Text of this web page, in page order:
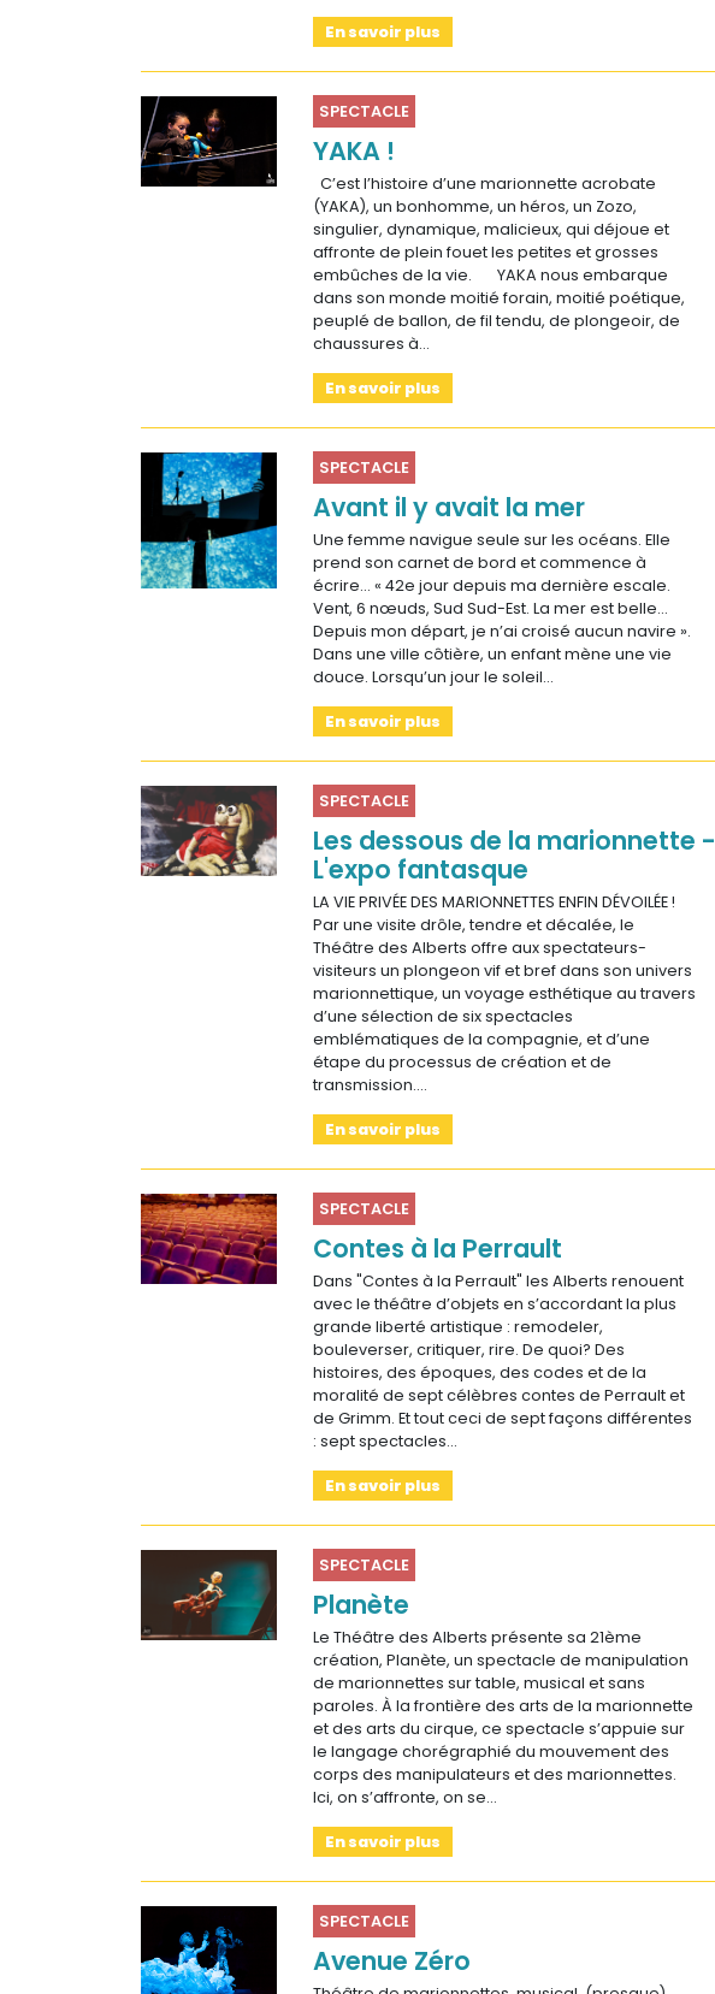
En savoir plus
SPECTACLE
YAKA !
C’est l’histoire d’une marionnette acrobate
(YAKA), un bonhomme, un héros, un Zozo,
singulier, dynamique, malicieux, qui déjoue et
affronte de plein fouet les petites et grosses
embûches de la vie. YAKA nous embarque
dans son monde moitié forain, moitié poétique,
peuplé de ballon, de fil tendu, de plongeoir, de
chaussures à…
En savoir plus
SPECTACLE
Avant il y avait la mer
Une femme navigue seule sur les océans. Elle
prend son carnet de bord et commence à
écrire… « 42e jour depuis ma dernière escale.
Vent, 6 nœuds, Sud Sud-Est. La mer est belle…
Depuis mon départ, je n’ai croisé aucun navire ».
Dans une ville côtière, un enfant mène une vie
douce. Lorsqu’un jour le soleil…
En savoir plus
SPECTACLE
Les dessous de la marionnette -
L'expo fantasque
LA VIE PRIVÉE DES MARIONNETTES ENFIN DÉVOILÉE !
Par une visite drôle, tendre et décalée, le
Théâtre des Alberts offre aux spectateurs-
visiteurs un plongeon vif et bref dans son univers
marionnettique, un voyage esthétique au travers
d’une sélection de six spectacles
emblématiques de la compagnie, et d’une
étape du processus de création et de
transmission.…
En savoir plus
SPECTACLE
Contes à la Perrault
Dans "Contes à la Perrault" les Alberts renouent
avec le théâtre d’objets en s’accordant la plus
grande liberté artistique : remodeler,
bouleverser, critiquer, rire. De quoi? Des
histoires, des époques, des codes et de la
moralité de sept célèbres contes de Perrault et
de Grimm. Et tout ceci de sept façons différentes
: sept spectacles…
En savoir plus
SPECTACLE
Planète
Le Théâtre des Alberts présente sa 21ème
création, Planète, un spectacle de manipulation
de marionnettes sur table, musical et sans
paroles. À la frontière des arts de la marionnette
et des arts du cirque, ce spectacle s’appuie sur
le langage chorégraphié du mouvement des
corps des manipulateurs et des marionnettes.
Ici, on s’affronte, on se…
En savoir plus
SPECTACLE
Avenue Zéro